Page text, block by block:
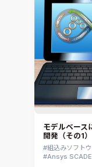
モデルベース
開発（その1）
組込みソフト
Ansys SCADE